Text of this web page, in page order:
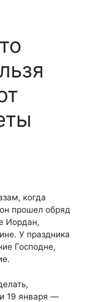
когда
прошел обряд
Иордан,
У праздника
Господне,
19 января —